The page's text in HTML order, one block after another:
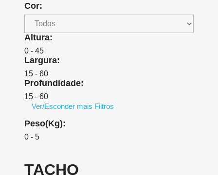
Cor:
Altura:
0 - 45
Largura:
15 - 60
Profundidade:
15 - 60
Ver/Esconder mais Filtros
Peso(Kg):
0 - 5
TACHO